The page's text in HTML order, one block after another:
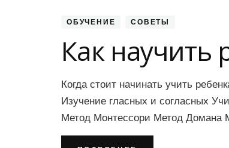
ОБУЧЕНИЕ СОВЕТЫ
Как научить
Когда стоит начинать учить
Изучение гласных и согласных
Метод Монтессори Метод Домана